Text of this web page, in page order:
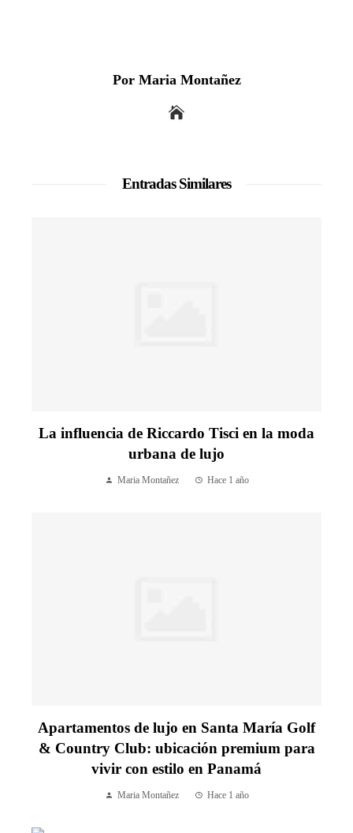
Por Maria Montañez
Entradas Similares
La influencia de Riccardo Tisci en la moda
urbana de lujo
Maria Montañez Hace 1 año
Apartamentos de lujo en Santa María Golf
& Country Club: ubicación premium para
vivir con estilo en Panamá
Maria Montañez Hace 1 año